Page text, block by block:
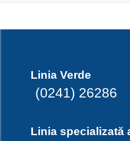
Linia Verde
(0241) 26286
Linia specializată